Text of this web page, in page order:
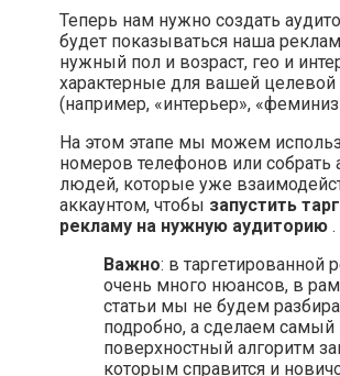
Теперь нам нужно создать
будет показываться наша
нужный пол и возраст, гео и
характерные для вашей целевой
(например, «интерьер»,
На этом этапе мы можем
номеров телефонов или собрать
людей, которые уже
аккаунтом, чтобы запустить
рекламу на нужную аудиторию .
Важно: в таргетированной
очень много нюансов, в
статьи мы не будем
подробно, а сделаем самый
поверхностный алгоритм
которым справится и